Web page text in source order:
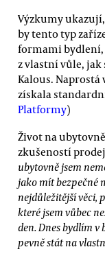
Výzkumy
by tento typ
formami bydlení,
z vlastní vůle,
Kalous.
získala
Platformy)
Život na
zkušeností
ubytovně jsem
jako mít bezpečné
nejdůležitější věci,
které jsem vůbec
den. Dnes bydlím
pevně stát na